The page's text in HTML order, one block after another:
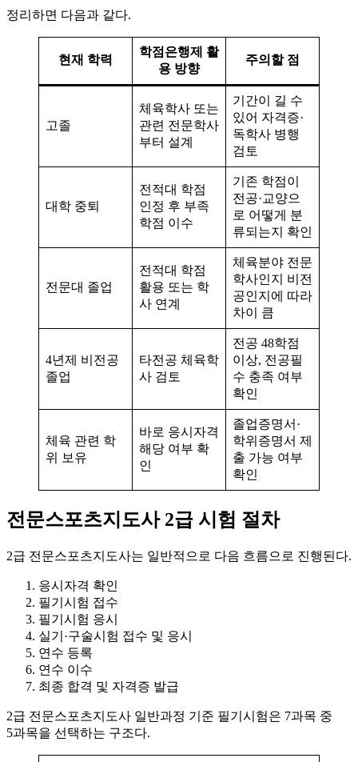
정리하면 다음과 같다.
현재 학력
학점은행제 활
용 방향
주의할 점
고졸
체육학사 또는
관련 전문학사
부터 설계
기간이 길 수
있어 자격증·
독학사 병행
검토
대학 중퇴
전적대 학점
인정 후 부족
학점 이수
기존 학점이
전공·교양으
로 어떻게 분
류되는지 확인
전문대 졸업
전적대 학점
활용 또는 학
사 연계
체육분야 전문
학사인지 비전
공인지에 따라
차이 큼
4년제 비전공
졸업
타전공 체육학
사 검토
전공 48학점
이상, 전공필
수 충족 여부
확인
체육 관련 학
위 보유
바로 응시자격
해당 여부 확
인
졸업증명서·
학위증명서 제
출 가능 여부
확인
전문스포츠지도사 2급 시험 절차
2급 전문스포츠지도사는 일반적으로 다음 흐름으로 진행된다.
응시자격 확인
필기시험 접수
필기시험 응시
실기·구술시험 접수 및 응시
연수 등록
연수 이수
최종 합격 및 자격증 발급
2급 전문스포츠지도사 일반과정 기준 필기시험은 7과목 중
5과목을 선택하는 구조다.